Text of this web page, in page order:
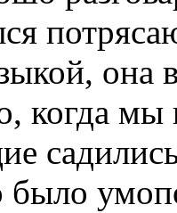
она
когда
было